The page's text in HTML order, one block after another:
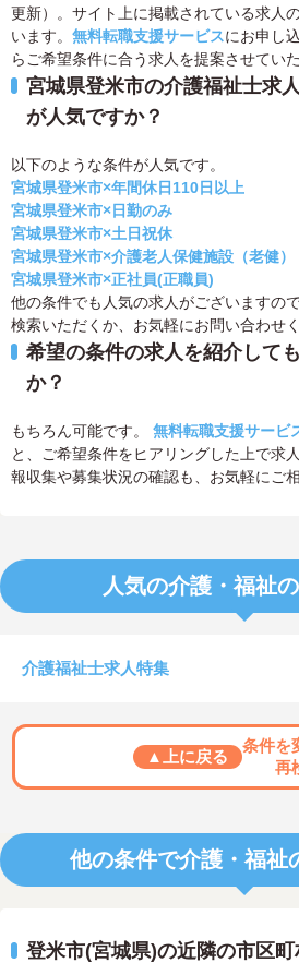
更新）。サイト上に掲載されている求人
います。 無料転職支援サービスにお申し
らご希望条件に合う求人を提案させていた
宮城県登米市の介護福祉士求
が人気ですか？
以下のような条件が人気です。
宮城県登米市×年間休日110日以上
宮城県登米市×日勤のみ
宮城県登米市×土日祝休
宮城県登米市×介護老人保健施設（老健）
宮城県登米市×正社員(正職員)
他の条件でも人気の求人がございますの
検索いただくか、お気軽にお問い合わせく
希望の条件の求人を紹介して
か？
もちろん可能です。 無料転職支援サービ
と、ご希望条件をヒアリングした上で求
報収集や募集状況の確認も、お気軽にご
人気の介護・福祉
介護福祉士求人特集
▲上に戻る
条件を
再
他の条件で介護・福祉
登米市(宮城県)の近隣の市区